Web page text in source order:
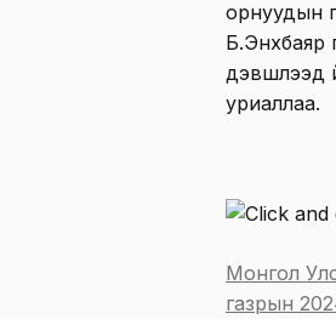
орнуудын
Б.Энхбаяр
уриаллаа.
Монгол
газрын